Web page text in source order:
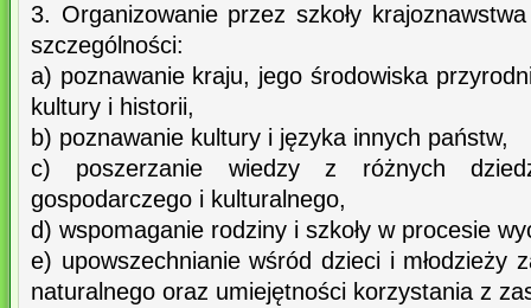
3. Organizowanie przez szkoły
szczególności:
a) poznawanie kraju, jego środowiska
kultury i historii,
b) poznawanie kultury i języka innych państw,
c) poszerzanie wiedzy z różnych
gospodarczego i kulturalnego,
d) wspomaganie rodziny i szkoły w procesie
e) upowszechnianie wśród dzieci i młodzieży
naturalnego oraz umiejętności korzystania z